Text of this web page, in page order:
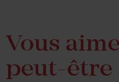
Vous
peut-être